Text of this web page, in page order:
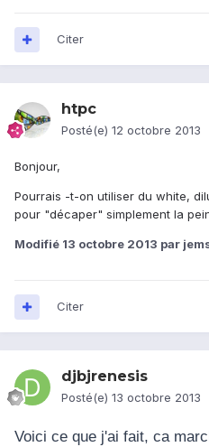
Citer
htpc
Posté(e) 12 octobre 2013
Bonjour,
Pourrais -t-on utiliser du white,
pour "décaper" simplement la
Modifié 13 octobre 2013 par
Citer
djbjrenesis
Posté(e) 13 octobre 2013
Voici ce que j'ai fait, ca